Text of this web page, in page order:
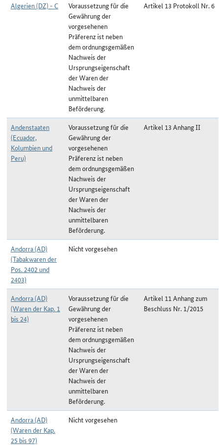
Algerien (DZ) - C
Voraussetzung für die
Gewährung der
vorgesehenen
Präferenz ist neben
dem ordnungsgemäßen
Nachweis der
Ursprungseigenschaft
der Waren der
Nachweis der
unmittelbaren
Beförderung.
Artikel 13 Protokoll Nr. 6
Andenstaaten
(Ecuador,
Kolumbien und
Peru)
Voraussetzung für die
Gewährung der
vorgesehenen
Präferenz ist neben
dem ordnungsgemäßen
Nachweis der
Ursprungseigenschaft
der Waren der
Nachweis der
unmittelbaren
Beförderung.
Artikel 13 Anhang II
Andorra (AD)
(Tabakwaren der
Pos. 2402 und
2403)
Nicht vorgesehen
Andorra (AD)
(Waren der Kap. 1
bis 24)
Voraussetzung für die
Gewährung der
vorgesehenen
Präferenz ist neben
dem ordnungsgemäßen
Nachweis der
Ursprungseigenschaft
der Waren der
Nachweis der
unmittelbaren
Beförderung.
Artikel 11 Anhang zum
Beschluss Nr. 1/2015
Andorra (AD)
(Waren der Kap.
25 bis 97)
Nicht vorgesehen